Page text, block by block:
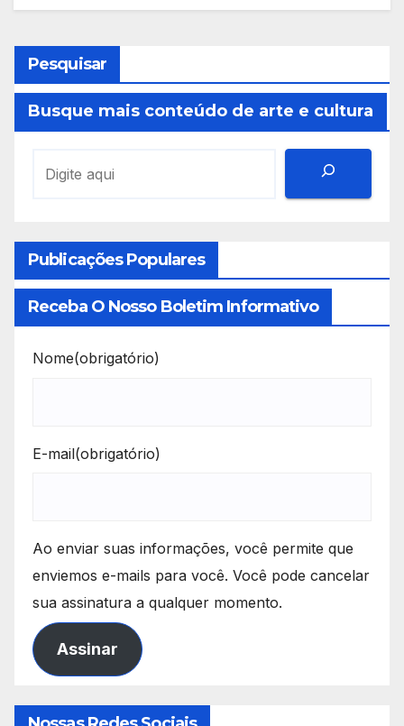
Pesquisar
Busque mais conteúdo de arte e cultura
Publicações Populares
Receba O Nosso Boletim Informativo
Nome(obrigatório)
E-mail(obrigatório)
Ao enviar suas informações, você permite que
enviemos e-mails para você. Você pode cancelar
sua assinatura a qualquer momento.
Assinar